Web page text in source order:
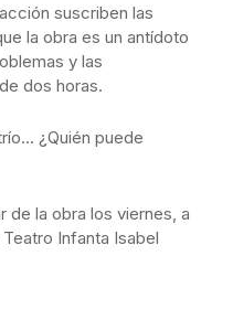
suscriben las
la obra es un antídoto
y las
dos horas.
¿Quién puede
de la obra los viernes, a
Infanta Isabel